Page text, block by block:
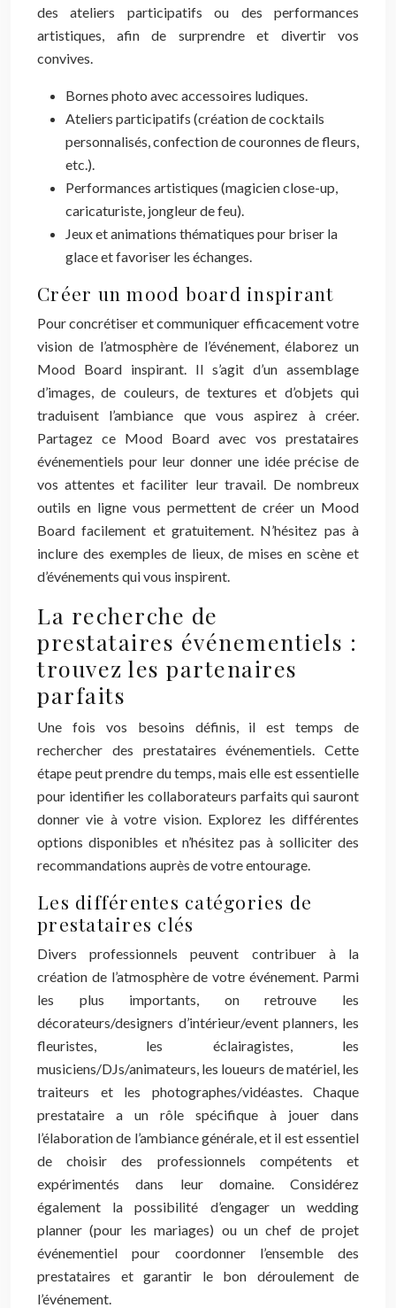
des ateliers participatifs ou des performances
artistiques, afin de surprendre et divertir vos
convives.
Bornes photo avec accessoires ludiques.
Ateliers participatifs (création de cocktails
personnalisés, confection de couronnes de fleurs,
etc.).
Performances artistiques (magicien close-up,
caricaturiste, jongleur de feu).
Jeux et animations thématiques pour briser la
glace et favoriser les échanges.
Créer un mood board inspirant
Pour concrétiser et communiquer efficacement votre
vision de l’atmosphère de l’événement, élaborez un
Mood Board inspirant. Il s’agit d’un assemblage
d’images, de couleurs, de textures et d’objets qui
traduisent l’ambiance que vous aspirez à créer.
Partagez ce Mood Board avec vos prestataires
événementiels pour leur donner une idée précise de
vos attentes et faciliter leur travail. De nombreux
outils en ligne vous permettent de créer un Mood
Board facilement et gratuitement. N’hésitez pas à
inclure des exemples de lieux, de mises en scène et
d’événements qui vous inspirent.
La recherche de
prestataires événementiels :
trouvez les partenaires
parfaits
Une fois vos besoins définis, il est temps de
rechercher des prestataires événementiels. Cette
étape peut prendre du temps, mais elle est essentielle
pour identifier les collaborateurs parfaits qui sauront
donner vie à votre vision. Explorez les différentes
options disponibles et n’hésitez pas à solliciter des
recommandations auprès de votre entourage.
Les différentes catégories de
prestataires clés
Divers professionnels peuvent contribuer à la
création de l’atmosphère de votre événement. Parmi
les plus importants, on retrouve les
décorateurs/designers d’intérieur/event planners, les
fleuristes, les éclairagistes, les
musiciens/DJs/animateurs, les loueurs de matériel, les
traiteurs et les photographes/vidéastes. Chaque
prestataire a un rôle spécifique à jouer dans
l’élaboration de l’ambiance générale, et il est essentiel
de choisir des professionnels compétents et
expérimentés dans leur domaine. Considérez
également la possibilité d’engager un wedding
planner (pour les mariages) ou un chef de projet
événementiel pour coordonner l’ensemble des
prestataires et garantir le bon déroulement de
l’événement.